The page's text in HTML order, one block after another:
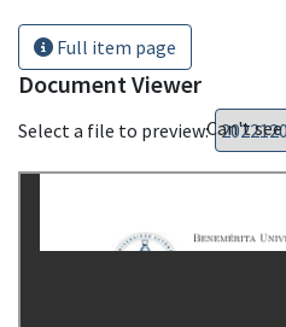
Full item page
Document Viewer
Select a file to preview:Can't